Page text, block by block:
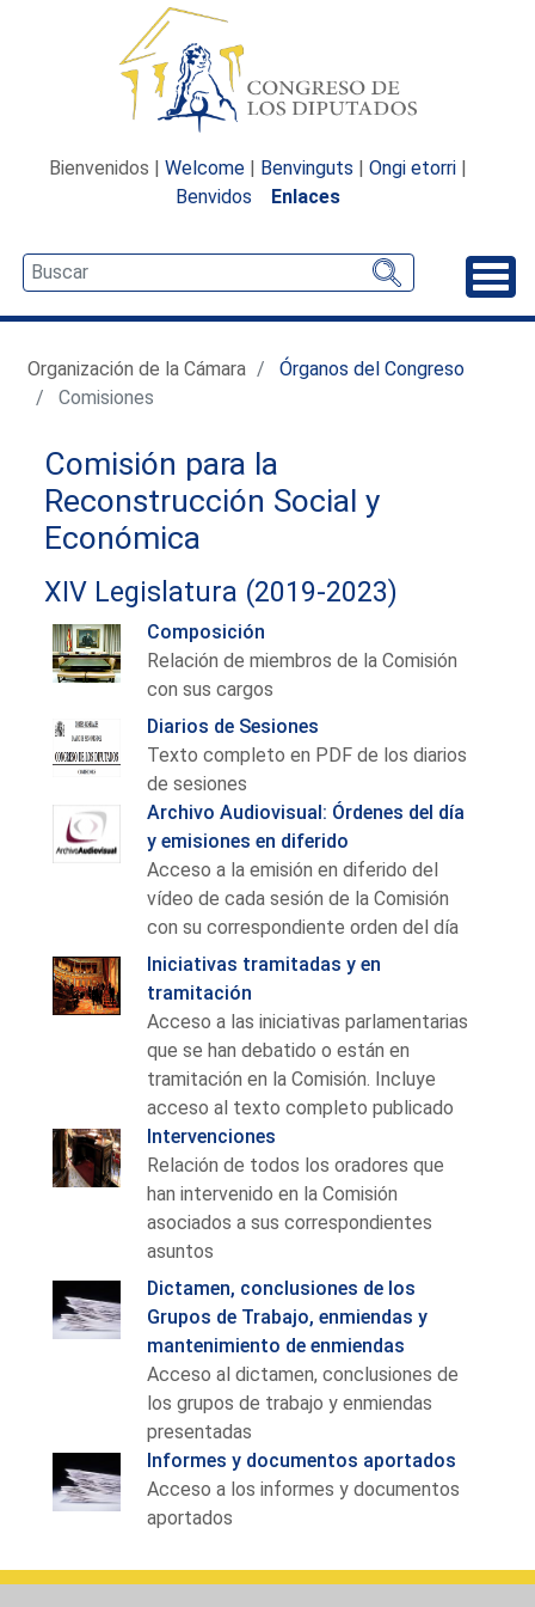
Bienvenidos | Welcome | Benvinguts | Ongi etorri |
Benvidos
Enlaces
Organización de la Cámara
Órganos del Congreso
Comisiones
Comisión para la
Reconstrucción Social y
Económica
XIV Legislatura (2019-2023)
Composición
Relación de miembros de la Comisión
con sus cargos
Diarios de Sesiones
Texto completo en PDF de los diarios
de sesiones
Archivo Audiovisual: Órdenes del día
y emisiones en diferido
Acceso a la emisión en diferido del
vídeo de cada sesión de la Comisión
con su correspondiente orden del día
Iniciativas tramitadas y en
tramitación
Acceso a las iniciativas parlamentarias
que se han debatido o están en
tramitación en la Comisión. Incluye
acceso al texto completo publicado
Intervenciones
Relación de todos los oradores que
han intervenido en la Comisión
asociados a sus correspondientes
asuntos
Dictamen, conclusiones de los
Grupos de Trabajo, enmiendas y
mantenimiento de enmiendas
Acceso al dictamen, conclusiones de
los grupos de trabajo y enmiendas
presentadas
Informes y documentos aportados
Acceso a los informes y documentos
aportados